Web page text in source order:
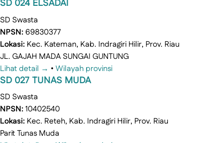
SD 024 ELSADAI
SD Swasta
NPSN:69830377
Lokasi: Kec. Kateman, Kab. Indragiri Hilir, Prov. Riau
JL. GAJAH MADA SUNGAI GUNTUNG
Lihat detail → • Wilayah provinsi
SD 027 TUNAS MUDA
SD Swasta
NPSN:10402540
Lokasi: Kec. Reteh, Kab. Indragiri Hilir, Prov. Riau
Parit Tunas Muda